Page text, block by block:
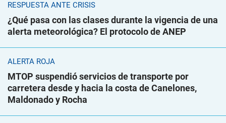
RESPUESTA ANTE CRISIS
¿Qué pasa con las clases durante la vigencia de una
alerta meteorológica? El protocolo de ANEP
ALERTA ROJA
MTOP suspendió servicios de transporte por
carretera desde y hacia la costa de Canelones,
Maldonado y Rocha